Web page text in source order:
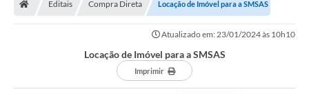
Secretarias
Editais Compra Direta Locação de Imóvel para a SMSAS
Atualizado em: 23/01/2024 às 10h10
Locação de Imóvel para a SMSAS
Imprimir